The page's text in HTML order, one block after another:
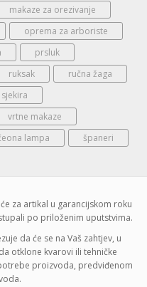
makaze za orezivanje
oprema za arboriste
prsluk
ruksak
ručna žaga
sjekira
vrtne makaze
lampa španeri
za artikal u garancijskom roku
po priloženim uputstvima.
da će se na Vaš zahtjev, u
otklone kvarovi ili tehničke
proizvoda, predviđenom